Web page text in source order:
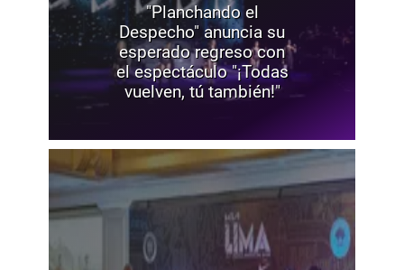
"Planchando el
Despecho" anuncia su
esperado regreso con
el espectáculo "¡Todas
vuelven, tú también!"